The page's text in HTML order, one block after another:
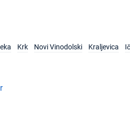
Krk Novi Vinodolski Kraljevica